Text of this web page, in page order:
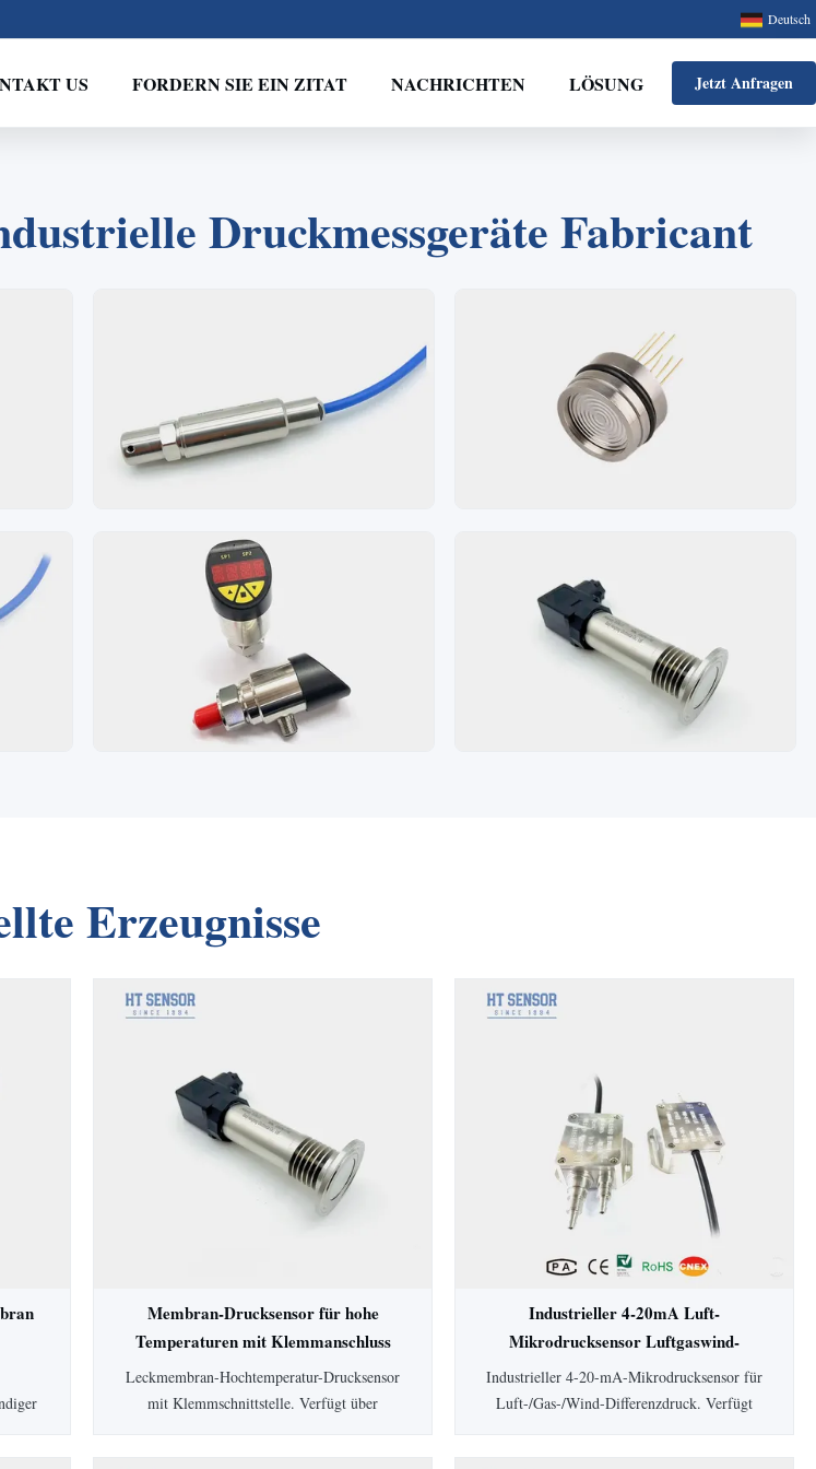
Deutsch
US FORDERN SIE EIN ZITAT NACHRICHTEN LÖSUNG Jetzt Anfragen
1 2 4
Druckmessgeräte Fabricant
Erzeugnisse
Membran-Drucksensor für hohe
Temperaturen mit Klemmanschluss
Drucktransmitter
Leckmembran-Hochtemperatur-Drucksensor
mit Klemmschnittstelle. Verfügt über
Industrieller 4-20mA Luft-
Mikrodrucksensor Luftgaswind-
Differenzdrucktransmitter
Industrieller 4-20-mA-Mikrodrucksensor für
Luft-/Gas-/Wind-Differenzdruck. Verfügt